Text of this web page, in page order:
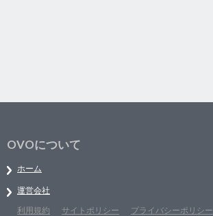
OVOについて
ホーム
運営会社
利用規約
サイトポリシー プライバシーポリシー